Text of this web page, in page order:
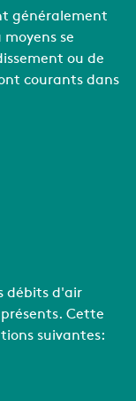
généralement
se
ou de
courants dans
débits d'air
Cette
suivantes: